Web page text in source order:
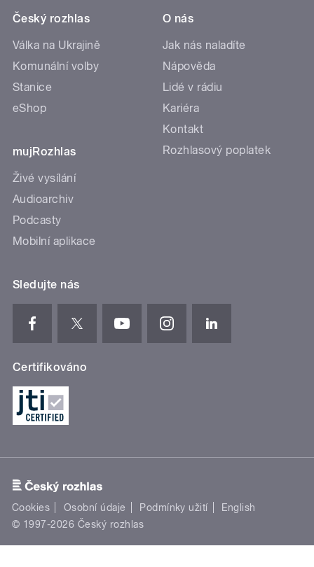
Český rozhlas
Válka na Ukrajině
Komunální volby
Stanice
eShop
mujRozhlas
Živé vysílání
Audioarchiv
Podcasty
Mobilní aplikace
O nás
Jak nás naladíte
Nápověda
Lidé v rádiu
Kariéra
Kontakt
Rozhlasový poplatek
Sledujte nás
Certifikováno
Cookies Osobní údaje Podmínky užití
English
© 1997-2026 Český rozhlas